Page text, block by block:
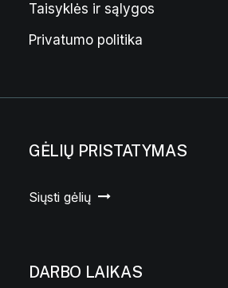
Taisyklės ir sąlygos
Privatumo politika
GĖLIŲ PRISTATYMAS
Siųsti gėlių
DARBO LAIKAS